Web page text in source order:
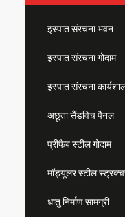
इस्पात संरचना भवन
इस्पात संरचना गोदाम
इस्पात संरचना
अछूता सैंडविच पैनल
प्रीफैब स्टील गोदाम
मॉड्यूलर स्टील
धातु निर्माण सामग्री